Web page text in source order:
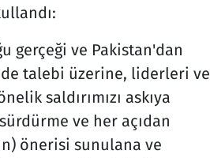
ve Pakistan'dan
de talebi üzerine, liderleri ve
saldırımızı askıya
ve her açıdan
önerisi sunulana ve